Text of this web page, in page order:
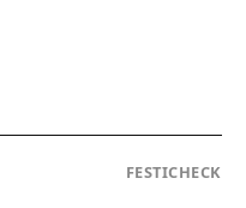
FESTICHECK